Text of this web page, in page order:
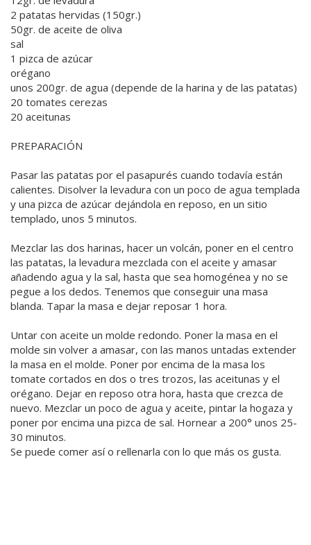
2 patatas hervidas (150gr.)
50gr. de aceite de oliva
sal
1 pizca de azúcar
orégano
unos 200gr. de agua (depende de la harina y de las patatas)
20 tomates cerezas
20 aceitunas
PREPARACIÓN
Pasar las patatas por el pasapurés cuando todavía están
calientes. Disolver la levadura con un poco de agua templada
y una pizca de azúcar dejándola en reposo, en un sitio
templado, unos 5 minutos.
Mezclar las dos harinas, hacer un volcán, poner en el centro
las patatas, la levadura mezclada con el aceite y amasar
añadendo agua y la sal, hasta que sea homogénea y no se
pegue a los dedos. Tenemos que conseguir una masa
blanda. Tapar la masa e dejar reposar 1 hora.
Untar con aceite un molde redondo. Poner la masa en el
molde sin volver a amasar, con las manos untadas extender
la masa en el molde. Poner por encima de la masa los
tomate cortados en dos o tres trozos, las aceitunas y el
orégano. Dejar en reposo otra hora, hasta que crezca de
nuevo. Mezclar un poco de agua y aceite, pintar la hogaza y
poner por encima una pizca de sal. Hornear a 200° unos 25-
30 minutos.
Se puede comer así o rellenarla con lo que más os gusta.